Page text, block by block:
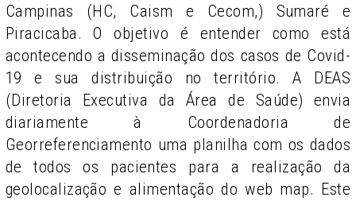
Campinas (HC, Caism e Cecom,) Sumaré e
Piracicaba. O objetivo é entender como está
acontecendo a disseminação dos casos de Covid-
19 e sua distribuição no território. A DEAS
(Diretoria Executiva da Área de Saúde) envia
diariamente à Coordenadoria de
Georreferenciamento uma planilha com os dados
de todos os pacientes para a realização da
geolocalização e alimentação do web map. Este